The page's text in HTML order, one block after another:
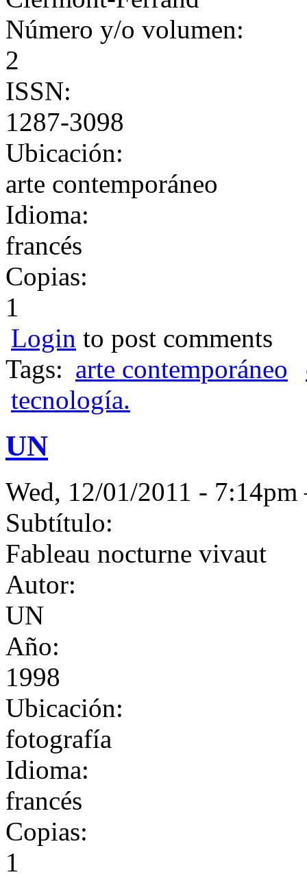
Número y/o volumen:
2
ISSN:
1287-3098
Ubicación:
arte contemporáneo
Idioma:
francés
Copias:
1
Login to post comments
Tags: arte contemporáneo
tecnología.
UN
Wed, 12/01/2011 -
Subtítulo:
Fableau nocturne vivaut
Autor:
UN
Año:
1998
Ubicación:
fotografía
Idioma:
francés
Copias:
1